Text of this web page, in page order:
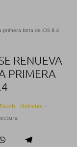
primera beta de iOS 8.4
RENUEVA
PRIMERA
Noticias ·